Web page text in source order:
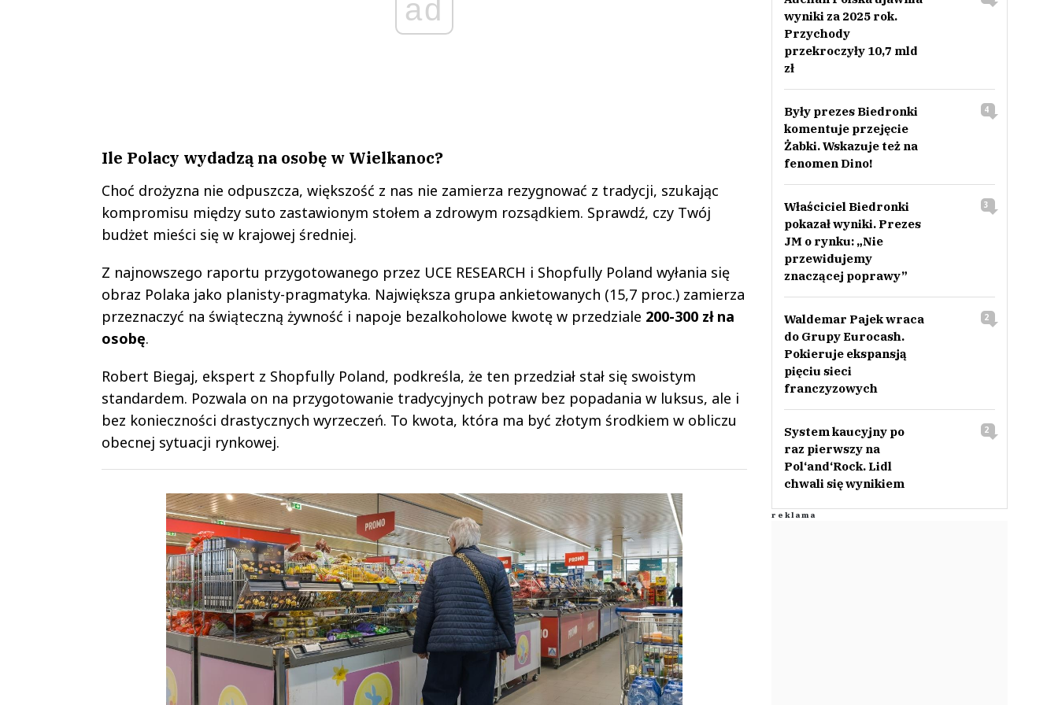
ad
Ile Polacy wydadzą na osobę w Wielkanoc?
Choć drożyzna nie odpuszcza, większość z nas nie zamierza rezygnować z tradycji, szukając
kompromisu między suto zastawionym stołem a zdrowym rozsądkiem. Sprawdź, czy Twój
budżet mieści się w krajowej średniej.
Z najnowszego raportu przygotowanego przez UCE RESEARCH i Shopfully Poland wyłania się
obraz Polaka jako planisty-pragmatyka. Największa grupa ankietowanych (15,7 proc.) zamierza
przeznaczyć na świąteczną żywność i napoje bezalkoholowe kwotę w przedziale 200-300 zł na
osobę.
Robert Biegaj, ekspert z Shopfully Poland, podkreśla, że ten przedział stał się swoistym
standardem. Pozwala on na przygotowanie tradycyjnych potraw bez popadania w luksus, ale i
bez konieczności drastycznych wyrzeczeń. To kwota, która ma być złotym środkiem w obliczu
obecnej sytuacji rynkowej.
wyniki za 2025 rok.
Przychody
przekroczyły 10,7 mld
zł
Były prezes Biedronki
komentuje przejęcie
Żabki. Wskazuje też na
fenomen Dino!
4
Właściciel Biedronki
pokazał wyniki. Prezes
JM o rynku: „Nie
przewidujemy
znaczącej poprawy”
3
Waldemar Pajek wraca
do Grupy Eurocash.
Pokieruje ekspansją
pięciu sieci
franczyzowych
2
System kaucyjny po
raz pierwszy na
Pol‘and‘Rock. Lidl
chwali się wynikiem
2